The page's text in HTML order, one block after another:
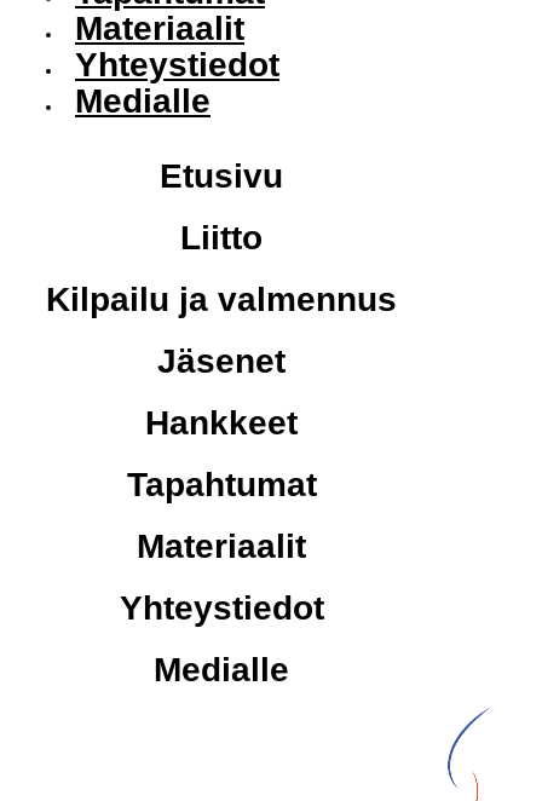
Materiaalit
Yhteystiedot
Medialle
Etusivu
Liitto
Kilpailu ja valmennus
Jäsenet
Hankkeet
Tapahtumat
Materiaalit
Yhteystiedot
Medialle